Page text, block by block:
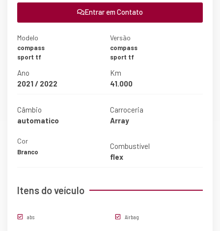
Entrar em Contato
Modelo
compass
sport tf
Versão
compass
sport tf
Ano
2021 / 2022
Km
41.000
Câmbio
automatico
Carroceria
Array
Cor
Branco
Combustível
flex
Itens do veículo
abs Airbag